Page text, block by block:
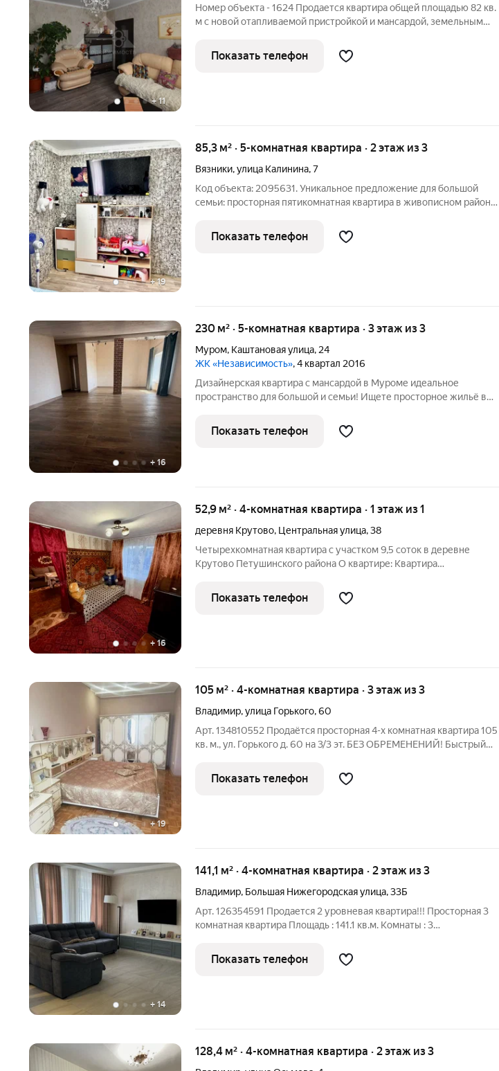
+11
Номер объекта - 1624 Продается квартира общей площадью 82 кв.
м с новой отапливаемой пристройкой и мансардой, земельным
расположена на 1 этаже в 1-этажном кирпичном доме на 4
квартиры по
Показать телефон
+19
85,3 м² · 5-комнатная квартира · 2 этаж из 3
Вязники,улица Калинина,7
Код объекта: 2095631. Уникальное предложение для большой
семьи: просторная пятикомнатная квартира в живописном районе
общей площадью 85,3 кв. м расположена на втором этаже
трёхэтажного
Показать телефон
+ 16
230 м² · 5-комнатная квартира · 3 этаж из 3
Муром, Каштановая улица, 24
ЖК «Независимость», 4 квартал 2016
Дизайнерская квартира с мансардой в Муроме идеальное
пространство для большой и семьи! Ищете просторное жильё в
отличный выбор: более 200 кв. м реального пространства ,
качественный ремонт
Показать телефон
+16
52,9 м² · 4-комнатная квартира · 1 этаж из 1
деревня Крутово, Центральная улица,38
Четырехкомнатная квартира с участком 9,5 соток в деревне
Крутово Петушинского района О квартире: Квартира
одноэтажном бревенчатом доме барачного типа на две семьи.
Она включает четыре изолированные
Показать телефон
+19
105 м² · 4-комнатная квартира · 3 этаж из 3
Владимир,улица Горького,60
Арт. 134810552 Пpодаётся просторная 4-х комнaтная квaртирa 105
кв. м., ул. Гоpького д. 60 на 3/3 эт. БEЗ OБPEMEНЕНИЙ! Быcтрый
кв. м. и 12,5 кв. м., Kуxня 12 кв. м., Прихoжая 10 кв.
Показать телефон
+ 14
141,1 м² · 4-комнатная квартира · 2 этаж из 3
Владимир, Большая Нижегородская улица,33Б
Арт. 126354591 Продается 2 уровневая квартира!!! Просторная 3
комнатная квартира Площадь : 141.1 кв.м. Комнаты : 3
этаже ( на 1 этаже : гостиная,кухня,санузел,душевая и спальня на 2
этаже : 2
Показать телефон
128,4 м² · 4-комнатная квартира · 2 этаж из 3